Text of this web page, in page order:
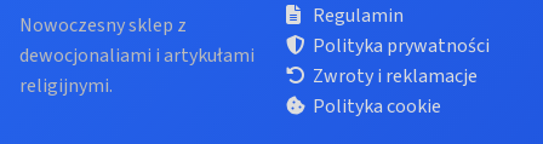
Nowoczesny sklep z
dewocjonaliami i artykułami
religijnymi.
Regulamin
Polityka prywatności
Zwroty i reklamacje
Polityka cookie